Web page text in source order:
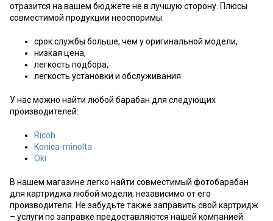
отразится на вашем бюджете не в лучшую сторону. Плюсы
совместимой продукции неоспоримы:
срок службы больше, чем у оригинальной модели,
низкая цена,
легкость подбора,
легкость установки и обслуживания.
У нас можно найти любой барабан для следующих
производителей:
Ricoh
Konica-minolta
Oki
В нашем магазине легко найти совместимый фотобарабан
для картриджа любой модели, независимо от его
производителя. Не забудьте также заправить свой картридж
– услуги по заправке предоставляются нашей компанией.